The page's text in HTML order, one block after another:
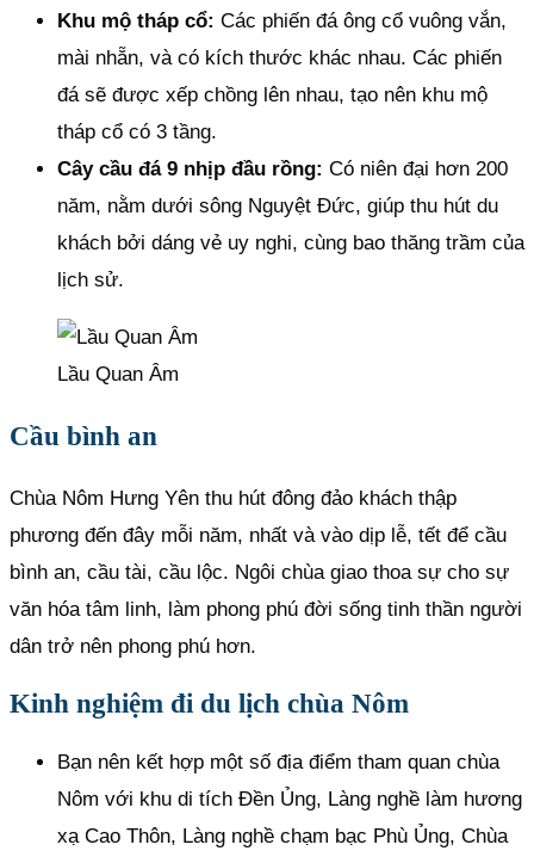
Khu mộ tháp cổ: Các phiến đá ông cổ vuông vắn,
mài nhẵn, và có kích thước khác nhau. Các phiến
đá sẽ được xếp chồng lên nhau, tạo nên khu mộ
tháp cổ có 3 tầng.
Cây cầu đá 9 nhịp đầu rồng: Có niên đại hơn 200
năm, nằm dưới sông Nguyệt Đức, giúp thu hút du
khách bởi dáng vẻ uy nghi, cùng bao thăng trầm của
lịch sử.
Lầu Quan Âm
Cầu bình an
Chùa Nôm Hưng Yên thu hút đông đảo khách thập
phương đến đây mỗi năm, nhất và vào dịp lễ, tết để cầu
bình an, cầu tài, cầu lộc. Ngôi chùa giao thoa sự cho sự
văn hóa tâm linh, làm phong phú đời sống tinh thần người
dân trở nên phong phú hơn.
Kinh nghiệm đi du lịch chùa Nôm
Bạn nên kết hợp một số địa điểm tham quan chùa
Nôm với khu di tích Đền Ủng, Làng nghề làm hương
xạ Cao Thôn, Làng nghề chạm bạc Phù Ủng, Chùa